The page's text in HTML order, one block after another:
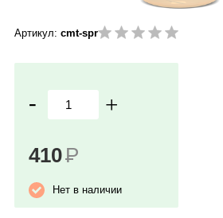
Артикул: cmt-spr
- +
410Р
Нет в наличии